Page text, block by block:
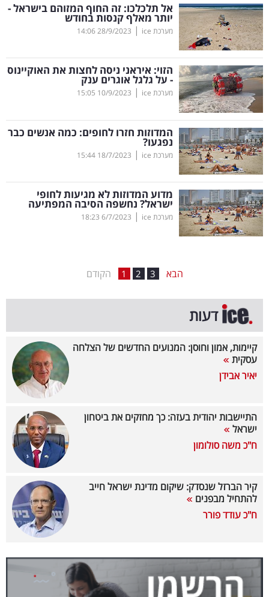
קריירה
ולימודים
מינויים
רייטינג
רכב
בריאות
תרבות
ופנאי
תיירות
המילון
הכלכלי
פודקאסט
40
ניוזלטרים
אל תלכלכו: זה החוף המזוהם בישראל -
יותר מאלף קנסות בחודש
מערכת ice |
28/9/2023
14:06
הזוי: איראני ניסה לחצות את האוקיינוס
- על גלגל אוגרים ענק
מערכת ice |
10/9/2023
15:05
המדוזות חזרו לחופים: כמה אנשים כבר
נפגעו?
מערכת ice |
18/7/2023
15:44
מדוע המדוזות לא מגיעות לחופי
ישראל? נחשפה הסיבה המפתיעה
מערכת ice |
6/7/2023
18:23
הקודם 1 2 3 הבא
דעות
קיימות, אמון וחוסן: המנועים החדשים של הצלחה
עסקית
יאיר אבידן
התיישבות יהודית בעזה: כך מחזקים את ביטחון
ישראל
ח"כ משה סולומון
קיר הברזל שנסדק: שיקום מדינת ישראל חייב
להתחיל מבפנים
ח"כ עודד פורר